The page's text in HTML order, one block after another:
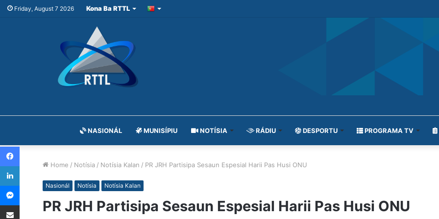
Friday, August 7 2026 Kona Ba RTTL
NASIONÁL MUNISÍPIU NOTÍSIA RÁDIU DESPORTU PROGRAMA TV
Home / Notísia / Notísia Kalan / PR JRH Partisipa Sesaun Espesial Harii Pas Husi ONU
Nasionál Notísia Notísia Kalan
PR JRH Partisipa Sesaun Espesial Harii Pas Husi ONU
Facebook
LinkedIn
Messenger